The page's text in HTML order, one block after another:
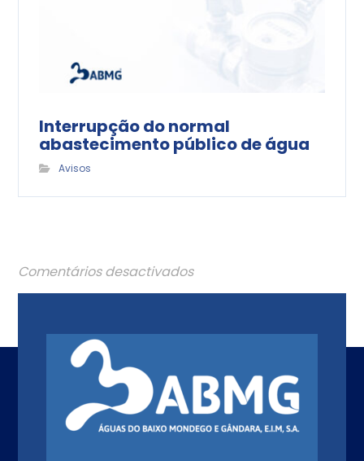
Interrupção do normal
abastecimento público de água
Avisos
Comentários desactivados